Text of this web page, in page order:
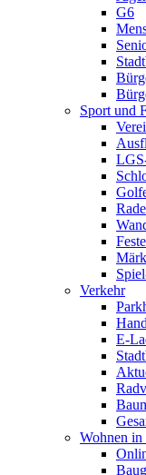
G6
Sport und
Feste
Verkehr
E-
Wohnen